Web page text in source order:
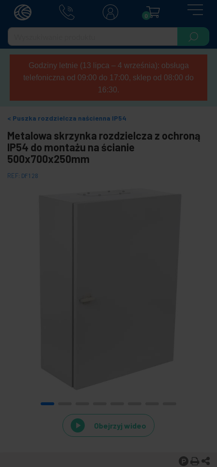
0
Godziny letnie (13 lipca – 4 września): obsługa
telefoniczna od 09:00 do 17:00, sklep od 08:00 do
16:30.
Puszka rozdzielcza naścienna IP54
Metalowa skrzynka rozdzielcza z ochroną
IP54 do montażu na ścianie
500x700x250mm
REF: DF128
Obejrzyj wideo